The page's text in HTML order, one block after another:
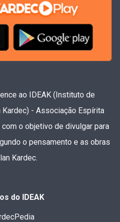
ao IDEAK (Instituto de
- Associação Espírita
o objetivo de divulgar para
o pensamento e as obras
Kardec.
do IDEAK